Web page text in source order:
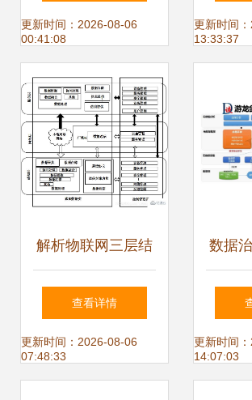
设计与工程实践
更新时间：2026-08-06
00:41:08
转
更新时间
13:33:37
解析物联网三层结
构 不可或缺的层次
与数据处理存储的
查看详情
更新时间：2026-08-06
07:48:33
数据
技术
理存
更新时间
14:07:03